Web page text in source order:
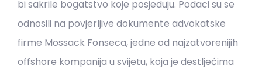
bi sakrile bogatstvo koje posjeduju. Podaci su se
odnosili na povjerljive dokumente advokatske
firme Mossack Fonseca, jedne od najzatvorenijih
offshore kompanija u svijetu, koja je destljećima